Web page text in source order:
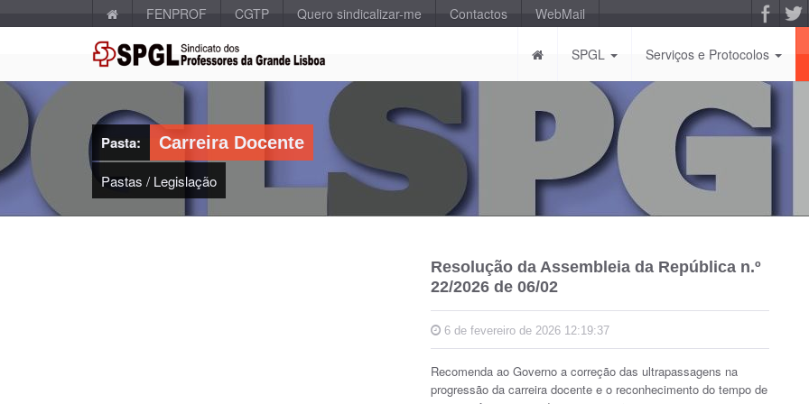
FENPROF CGTP Quero sindicalizar-me Contactos WebMail
SPGL Serviços e Protocolos
Pasta: Carreira Docente
Pastas / Legislação
Resolução da Assembleia da República n.º
22/2026 de 06/02
6 de fevereiro de 2026 12:19:37
Recomenda ao Governo a correção das ultrapassagens na
progressão da carreira docente e o reconhecimento do tempo de